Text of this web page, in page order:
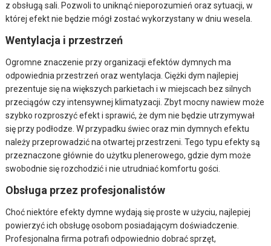
z obsługą sali. Pozwoli to uniknąć nieporozumień oraz sytuacji, w
której efekt nie będzie mógł zostać wykorzystany w dniu wesela.
Wentylacja i przestrzeń
Ogromne znaczenie przy organizacji efektów dymnych ma
odpowiednia przestrzeń oraz wentylacja. Ciężki dym najlepiej
prezentuje się na większych parkietach i w miejscach bez silnych
przeciągów czy intensywnej klimatyzacji. Zbyt mocny nawiew może
szybko rozproszyć efekt i sprawić, że dym nie będzie utrzymywał
się przy podłodze. W przypadku świec oraz min dymnych efektu
należy przeprowadzić na otwartej przestrzeni. Tego typu efekty są
przeznaczone głównie do użytku plenerowego, gdzie dym może
swobodnie się rozchodzić i nie utrudniać komfortu gości.
Obsługa przez profesjonalistów
Choć niektóre efekty dymne wydają się proste w użyciu, najlepiej
powierzyć ich obsługę osobom posiadającym doświadczenie.
Profesjonalna firma potrafi odpowiednio dobrać sprzęt,